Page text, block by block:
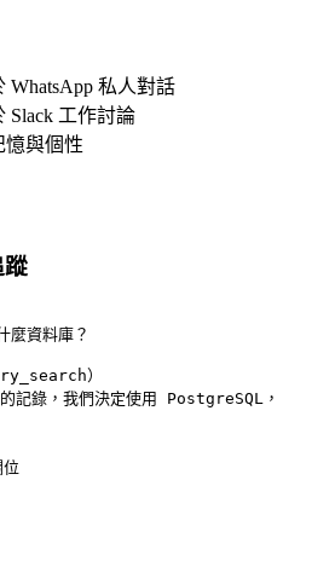
WhatsApp 私人對話
Slack 工作討論
憶與個性
蹤
麼資料庫？
）
錄，我們決定使用 PostgreSQL，